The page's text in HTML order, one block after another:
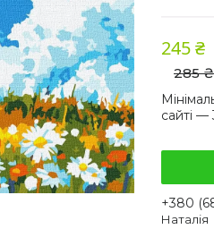
285 ₴
245 ₴
сайті
+380
Наталія